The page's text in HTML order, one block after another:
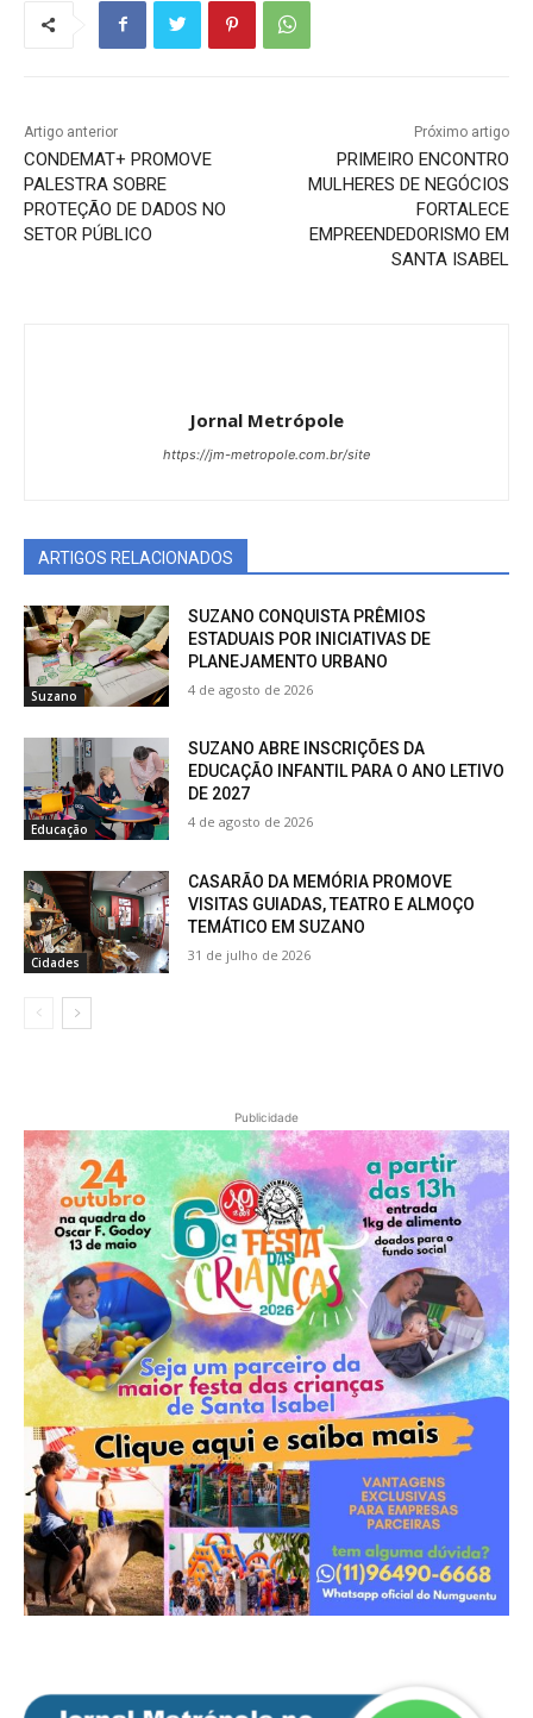
Artigo anterior
CONDEMAT+ PROMOVE
PALESTRA SOBRE
PROTEÇÃO DE DADOS NO
SETOR PÚBLICO
Próximo artigo
PRIMEIRO ENCONTRO
MULHERES DE NEGÓCIOS
FORTALECE
EMPREENDEDORISMO EM
SANTA ISABEL
Jornal Metrópole
https://jm-metropole.com.br/site
ARTIGOS RELACIONADOS
Suzano
SUZANO CONQUISTA PRÊMIOS
ESTADUAIS POR INICIATIVAS DE
PLANEJAMENTO URBANO
4 de agosto de 2026
Educação
SUZANO ABRE INSCRIÇÕES DA
EDUCAÇÃO INFANTIL PARA O ANO LETIVO
DE 2027
4 de agosto de 2026
Cidades
CASARÃO DA MEMÓRIA PROMOVE
VISITAS GUIADAS, TEATRO E ALMOÇO
TEMÁTICO EM SUZANO
31 de julho de 2026
Publicidade